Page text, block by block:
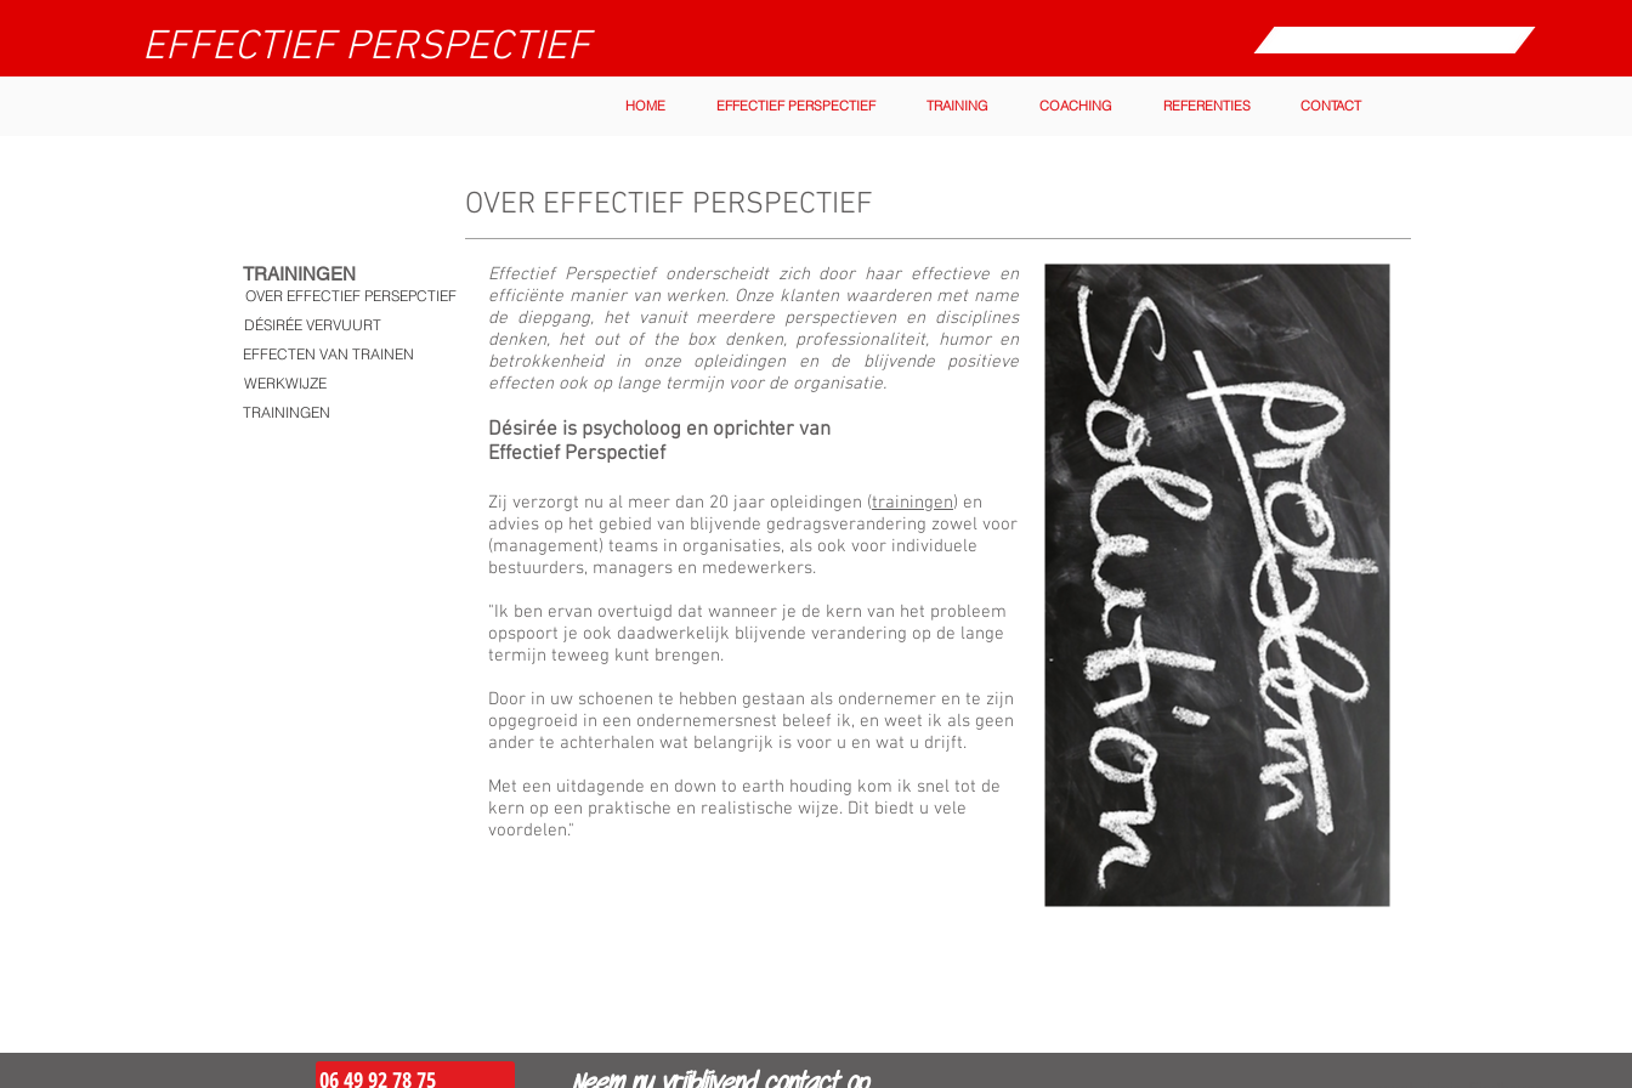
EFFECTIEF PERSPECTIEF
HOME EFFECTIEF PERSPECTIEF TRAINING COACHING REFERENTIES CONTACT
OVER EFFECTIEF PERSPECTIEF
Effectief Perspectief onderscheidt zich door haar effectieve en
efficiënte manier van werken. Onze klanten waarderen met name
de diepgang, het vanuit meerdere perspectieven en disciplines
denken, het out of the box denken, professionaliteit, humor en
betrokkenheid in onze opleidingen en de blijvende positieve
effecten ook op lange termijn voor de organisatie.
DÉSIRÉE VERVUURT
WERKWIJZE
TRAININGEN
EFFECTEN VAN TRAINEN
OVER EFFECTIEF PERSEPCTIEF
TRAININGEN
Désirée is psycholoog en oprichter van
Effectief Perspectief
Zij verzorgt nu al meer dan 20 jaar opleidingen (trainingen) en
advies op het gebied van blijvende gedragsverandering zowel voor
(management) teams in organisaties, als ook voor individuele
bestuurders, managers en medewerkers.
"Ik ben ervan overtuigd dat wanneer je de kern van het probleem
opspoort je ook daadwerkelijk blijvende verandering op de lange
termijn teweeg kunt brengen.
Door in uw schoenen te hebben gestaan als ondernemer en te zijn
opgegroeid in een ondernemersnest beleef ik, en weet ik als geen
ander te achterhalen wat belangrijk is voor u en wat u drijft.
Met een uitdagende en down to earth houding kom ik snel tot de
kern op een praktische en realistische wijze. Dit biedt u vele
voordelen."
06 49 92 78 75